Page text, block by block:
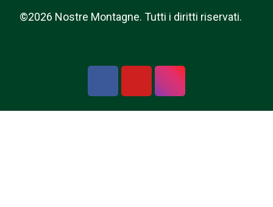
©2026 Nostre Montagne. Tutti i diritti riservati.